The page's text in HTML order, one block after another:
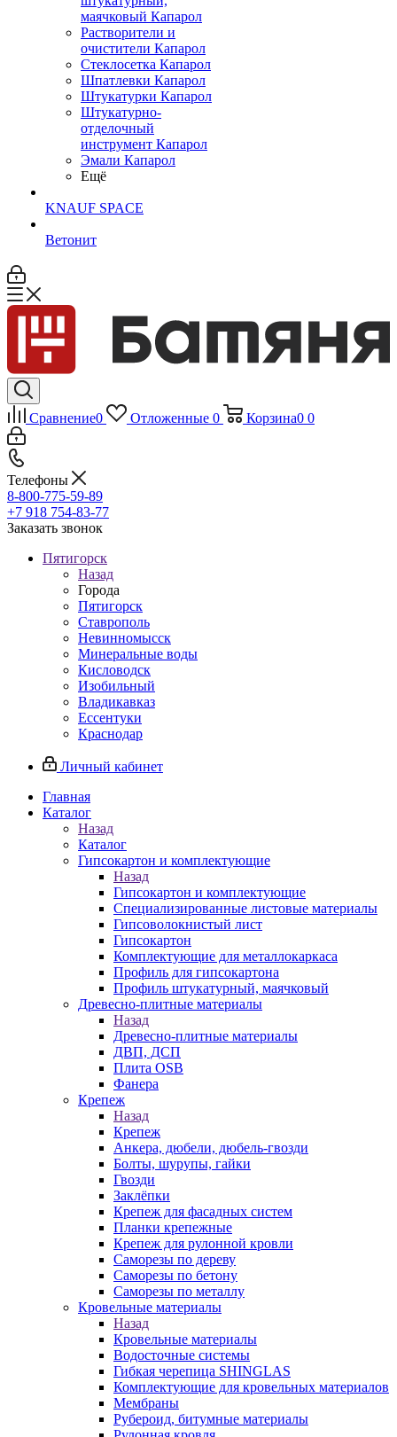
маячковый Капарол
Растворители и
очистители Капарол
Cтеклосетка Капарол
Шпатлевки Капарол
Штукатурки Капарол
Штукатурно-
отделочный
инструмент Капарол
Эмали Капарол
Ещё
KNAUF SPACE
Ветонит
Сравнение0 Отложенные 0 Корзина0 0
Телефоны
8-800-775-59-89
+7 918 754-83-77
Заказать звонок
Пятигорск
Назад
Города
Пятигорск
Ставрополь
Невинномысск
Минеральные воды
Кисловодск
Изобильный
Владикавказ
Ессентуки
Краснодар
Личный кабинет
Главная
Каталог
Назад
Каталог
Гипсокартон и комплектующие
Назад
Гипсокартон и комплектующие
Специализированные листовые материалы
Гипсоволокнистый лист
Гипсокартон
Комплектующие для металлокаркаса
Профиль для гипсокартона
Профиль штукатурный, маячковый
Древесно-плитные материалы
Назад
Древесно-плитные материалы
ДВП, ДСП
Плита OSB
Фанера
Крепеж
Назад
Крепеж
Анкера, дюбели, дюбель-гвозди
Болты, шурупы, гайки
Гвозди
Заклёпки
Крепеж для фасадных систем
Планки крепежные
Крепеж для рулонной кровли
Саморезы по дереву
Саморезы по бетону
Саморезы по металлу
Кровельные материалы
Назад
Кровельные материалы
Водосточные системы
Гибкая черепица SHINGLAS
Комплектующие для кровельных материалов
Мембраны
Рубероид, битумные материалы